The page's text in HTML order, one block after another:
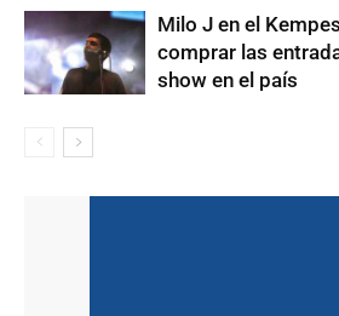
Milo J en el
comprar las
show en el país